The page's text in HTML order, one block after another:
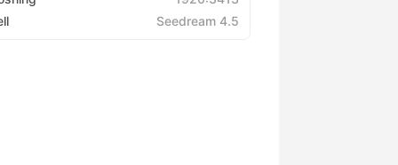
Seedream 4.5